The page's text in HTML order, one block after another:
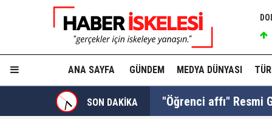
ANA SAYFA GÜNDEM MEDYA DÜNYASI
SON DAKİKA "Öğrenci affı" Resmi